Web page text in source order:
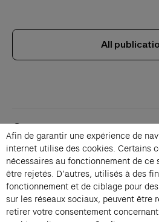
All
Contacts
Membership
Press
Private events
Change language 
Subscribe to our
Afin de garantir une expérience de
internet utilise des cookies. Certains
nécessaires au fonctionnement de ce
être rejetés. D’autres, utilisés à des
fonctionnement et de ciblage pour
sur les réseaux sociaux, peuvent être
retirer votre consentement